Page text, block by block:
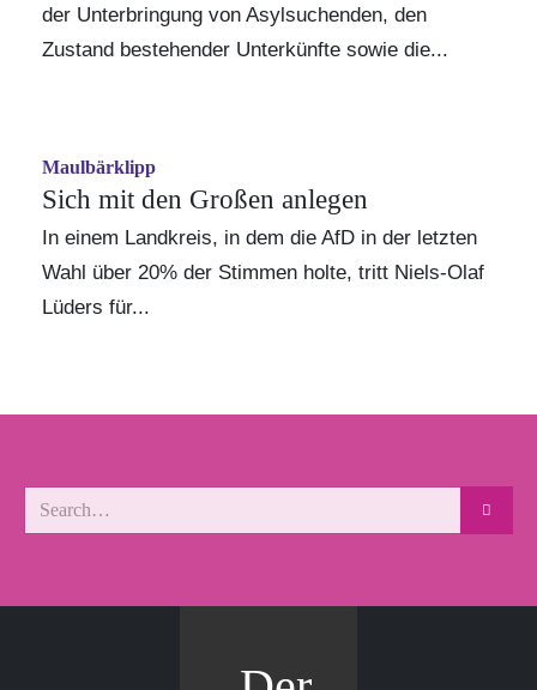
der Unterbringung von Asylsuchenden, den
Zustand bestehender Unterkünfte sowie die...
Maulbärklipp
Sich mit den Großen anlegen
In einem Landkreis, in dem die AfD in der letzten
Wahl über 20% der Stimmen holte, tritt Niels-Olaf
Lüders für...